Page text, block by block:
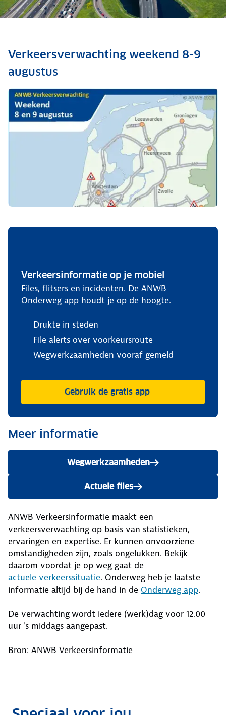
Verkeersverwachting weekend 8-9
augustus
Verkeersinformatie op je mobiel
Files, flitsers en incidenten. De ANWB
Onderweg app houdt je op de hoogte.
Drukte in steden
File alerts over voorkeursroute
Wegwerkzaamheden vooraf gemeld
Gebruik de gratis app
Meer informatie
Wegwerkzaamheden
Actuele files
ANWB Verkeersinformatie maakt een
verkeersverwachting op basis van statistieken,
ervaringen en expertise. Er kunnen onvoorziene
omstandigheden zijn, zoals ongelukken. Bekijk
daarom voordat je op weg gaat de
actuele verkeerssituatie. Onderweg heb je laatste
informatie altijd bij de hand in de Onderweg app.
De verwachting wordt iedere (werk)dag voor 12.00
uur 's middags aangepast.
Bron: ANWB Verkeersinformatie